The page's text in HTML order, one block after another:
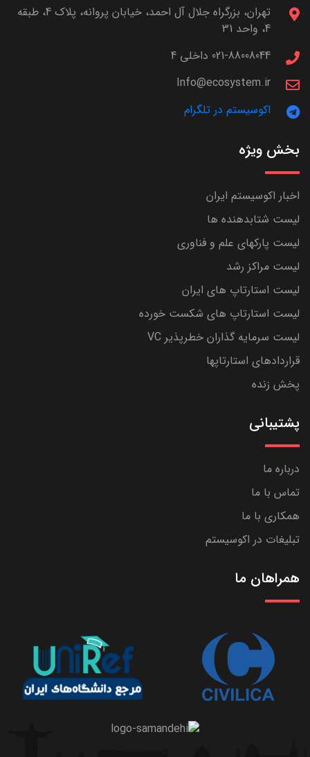
تهران، بزرگراه جلال آل احمد، خیابان پروانه، پلاک 4، طبقه
4، واحد 31
021-88008044 داخلی 4
Info@ecosystem.ir
اکوسیستم در تلگرام
بخش ویژه
اخبار اکوسیستم ایران
لیست شتابدهنده ها
لیست پارکهای علم و فناوری
لیست مراکز رشد
لیست استارتاپ های ایران
لیست استارتاپ های شکست خورده
لیست سرمایه گذاران خطرپذیر VC
قراردادهای استارتاپها
پخش زنده
پشتیبانی
درباره ما
تماس با ما
همکاری با ما
تبلیغات در اکوسیستم
همراهان ما